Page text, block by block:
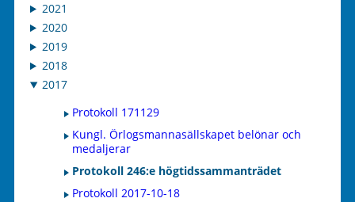
2021
2020
2019
2018
2017
Protokoll 171129
Kungl. Örlogsmannasällskapet belönar och
medaljerar
Protokoll 246:e högtidssammanträdet
Protokoll 2017-10-18